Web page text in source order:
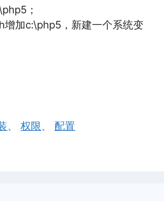
；
增加c:\php5，新建一个系统变
、权限 、配置